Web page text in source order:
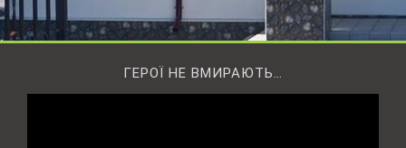
ГЕРОЇ НЕ ВМИРАЮТЬ…